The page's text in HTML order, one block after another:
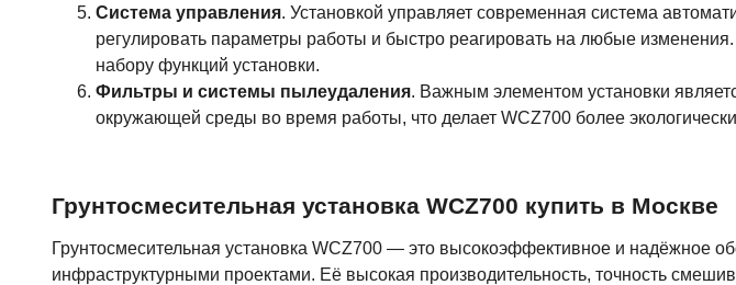
Система управления. Установкой управляет современная система
регулировать параметры работы и быстро реагировать на любые
набору функций установки.
Фильтры и системы пылеудаления. Важным элементом установки
окружающей среды во время работы, что делает WCZ700 более
Грунтосмесительная установка WCZ700 купить в Москве
Грунтосмесительная установка WCZ700 — это высокоэффективное и надёжное
инфраструктурными проектами. Её высокая производительность, точность